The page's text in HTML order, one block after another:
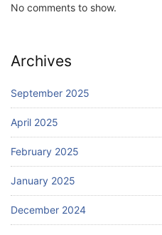
No comments to show.
Archives
September 2025
April 2025
February 2025
January 2025
December 2024